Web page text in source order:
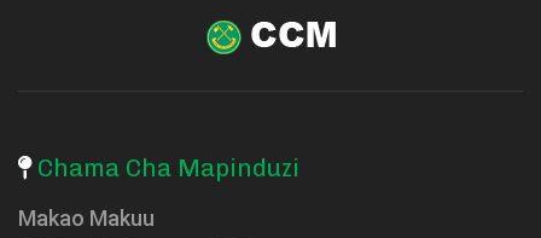
Chama Cha Mapinduzi
Makao Makuu